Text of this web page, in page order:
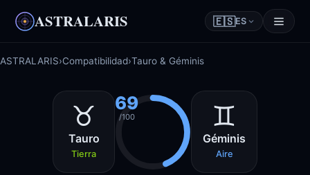
ASTRALARIS 🇪🇸ES
ASTRALARIS›Compatibilidad›Tauro & Géminis
♉
Tauro
Tierra
69
/100 ♊
Géminis
Aire